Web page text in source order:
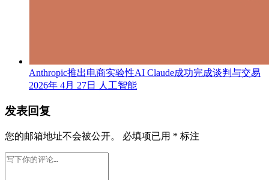
Anthropic推出电商实验性AI Claude成功完成谈判与交易
2026年 4月 27日
人工智能
发表回复
您的邮箱地址不会被公开。 必填项已用 * 标注